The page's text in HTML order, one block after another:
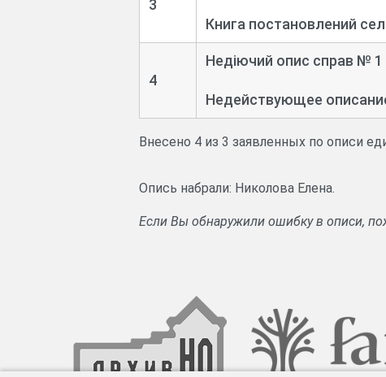
3
Книга постановлений
4
Недіючий опис справ № 1
Недействующее
Внесено 4 из 3 заявленных по описи
Опись набрали: Николова Елена.
Если Вы обнаружили ошибку в описи,